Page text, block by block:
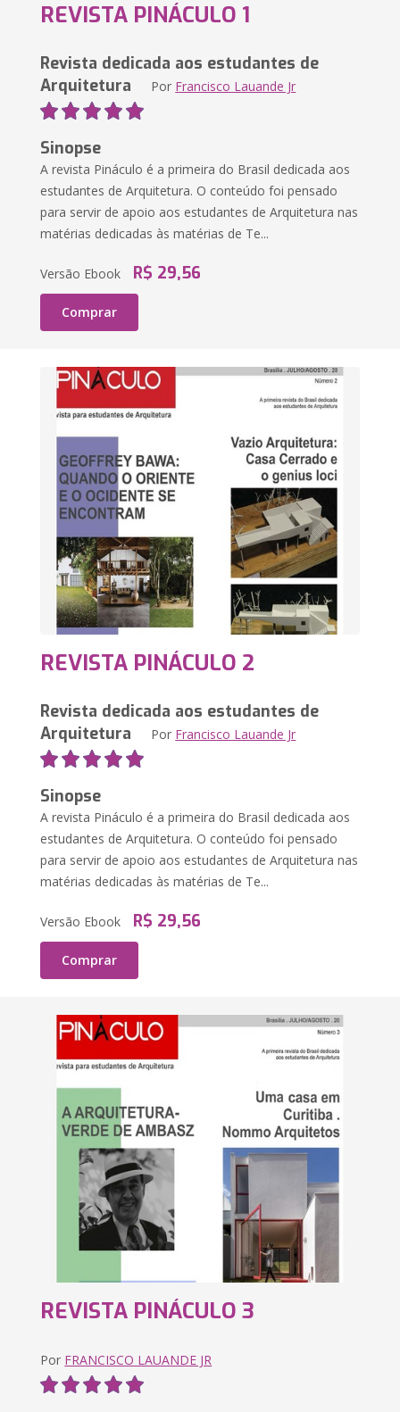
REVISTA PINÁCULO 1
Revista dedicada aos estudantes de
Arquitetura Por Francisco Lauande Jr
Sinopse
A revista Pináculo é a primeira do Brasil dedicada aos
estudantes de Arquitetura. O conteúdo foi pensado
para servir de apoio aos estudantes de Arquitetura nas
matérias dedicadas às matérias de Te...
Versão Ebook R$ 29,56
Comprar
REVISTA PINÁCULO 2
Revista dedicada aos estudantes de
Arquitetura Por Francisco Lauande Jr
Sinopse
A revista Pináculo é a primeira do Brasil dedicada aos
estudantes de Arquitetura. O conteúdo foi pensado
para servir de apoio aos estudantes de Arquitetura nas
matérias dedicadas às matérias de Te...
Versão Ebook R$ 29,56
Comprar
REVISTA PINÁCULO 3
Por FRANCISCO LAUANDE JR